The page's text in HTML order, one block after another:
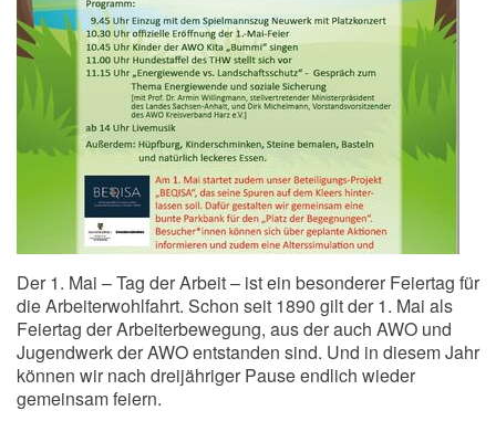
Der 1. Mai – Tag der Arbeit – ist ein besonderer Feiertag für
die Arbeiterwohlfahrt. Schon seit 1890 gilt der 1. Mai als
Feiertag der Arbeiterbewegung, aus der auch AWO und
Jugendwerk der AWO entstanden sind. Und in diesem Jahr
können wir nach dreijähriger Pause endlich wieder
gemeinsam feiern.